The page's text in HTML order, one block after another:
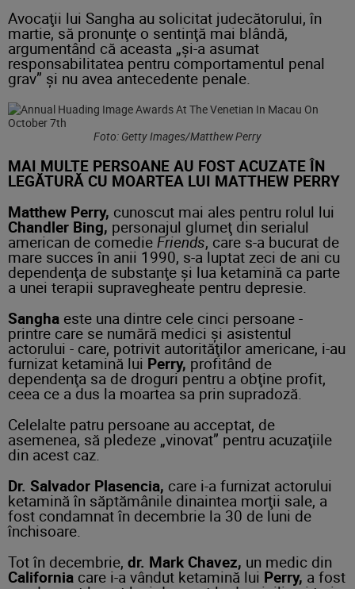
Avocaţii lui Sangha au solicitat judecătorului, în
martie, să pronunţe o sentinţă mai blândă,
argumentând că aceasta „şi-a asumat
responsabilitatea pentru comportamentul penal
grav” şi nu avea antecedente penale.
Foto: Getty Images/Matthew Perry
MAI MULTE PERSOANE AU FOST ACUZATE ÎN
LEGĂTURĂ CU MOARTEA LUI MATTHEW PERRY
Matthew Perry, cunoscut mai ales pentru rolul lui
Chandler Bing, personajul glumeţ din serialul
american de comedie Friends, care s-a bucurat de
mare succes în anii 1990, s-a luptat zeci de ani cu
dependenţa de substanţe şi lua ketamină ca parte
a unei terapii supravegheate pentru depresie.
Sangha este una dintre cele cinci persoane -
printre care se numără medici şi asistentul
actorului - care, potrivit autorităţilor americane, i-au
furnizat ketamină lui Perry, profitând de
dependenţa sa de droguri pentru a obţine profit,
ceea ce a dus la moartea sa prin supradoză.
Celelalte patru persoane au acceptat, de
asemenea, să pledeze „vinovat” pentru acuzaţiile
din acest caz.
Dr. Salvador Plasencia, care i-a furnizat actorului
ketamină în săptămânile dinaintea morţii sale, a
fost condamnat în decembrie la 30 de luni de
închisoare.
Tot în decembrie, dr. Mark Chavez, un medic din
California care i-a vândut ketamină lui Perry, a fost